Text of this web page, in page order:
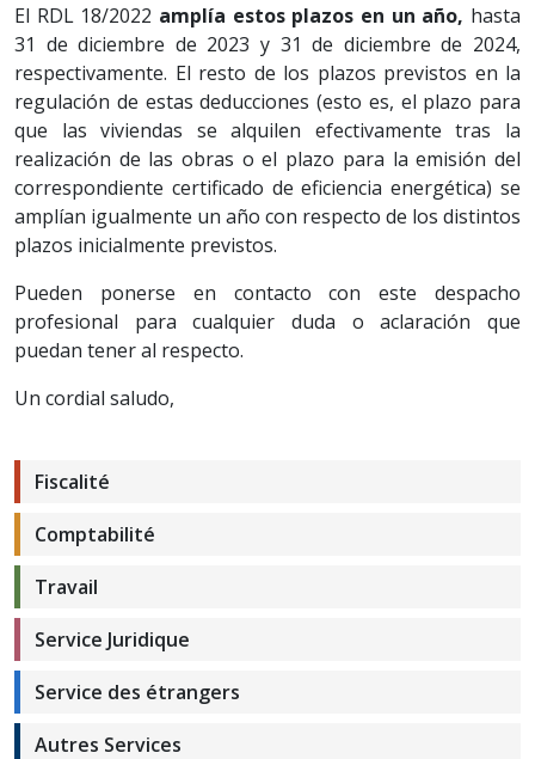
El RDL 18/2022 amplía estos plazos en un año, hasta
31 de diciembre de 2023 y 31 de diciembre de 2024,
respectivamente. El resto de los plazos previstos en la
regulación de estas deducciones (esto es, el plazo para
que las viviendas se alquilen efectivamente tras la
realización de las obras o el plazo para la emisión del
correspondiente certificado de eficiencia energética) se
amplían igualmente un año con respecto de los distintos
plazos inicialmente previstos.
Pueden ponerse en contacto con este despacho
profesional para cualquier duda o aclaración que
puedan tener al respecto.
Un cordial saludo,
Fiscalité
Comptabilité
Travail
Service Juridique
Service des étrangers
Autres Services